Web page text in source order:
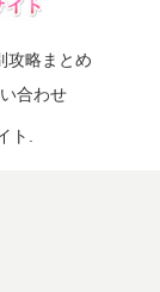
攻略まとめ
合わせ
ト.